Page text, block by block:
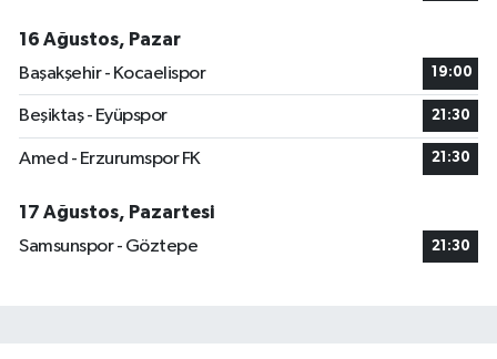
16 Ağustos, Pazar
Başakşehir - Kocaelispor
19:00
Beşiktaş - Eyüpspor 21:30
Amed - Erzurumspor FK 21:30
17 Ağustos, Pazartesi
Samsunspor - Göztepe
21:30